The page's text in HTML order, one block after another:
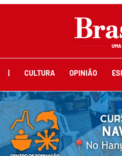
CULTURA OPINIÃO